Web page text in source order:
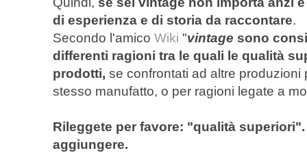
di esperienza e di storia da raccontare.
Secondo l'amico Wiki "vintage sono
differenti ragioni tra le quali le qualità
prodotti, se confrontati ad altre
stesso manufatto, o per ragioni legate a
Rileggete per favore: "qualità
aggiungere.